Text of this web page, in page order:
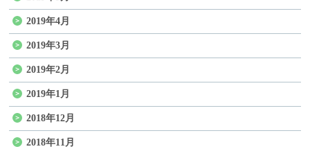
2019年4月
2019年3月
2019年2月
2019年1月
2018年12月
2018年11月